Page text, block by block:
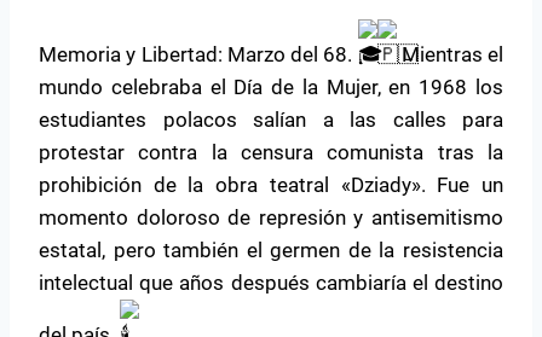
Memoria y Libertad: Marzo del 68.
Mientras el
mundo celebraba el Día de la Mujer, en 1968 los
estudiantes polacos salían a las calles para
protestar contra la censura comunista tras la
prohibición de la obra teatral «Dziady». Fue un
momento doloroso de represión y antisemitismo
estatal, pero también el germen de la resistencia
intelectual que años después cambiaría el destino